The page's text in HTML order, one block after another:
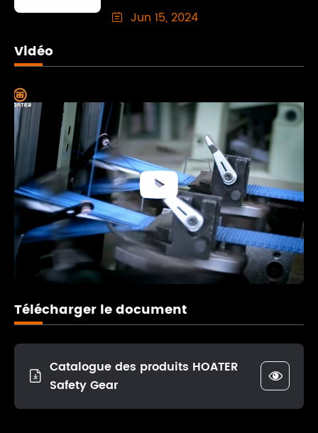
 Jun 15, 2024
Vidéo

Télécharger le document
 Catalogue des produits HOATER
Safety Gear
